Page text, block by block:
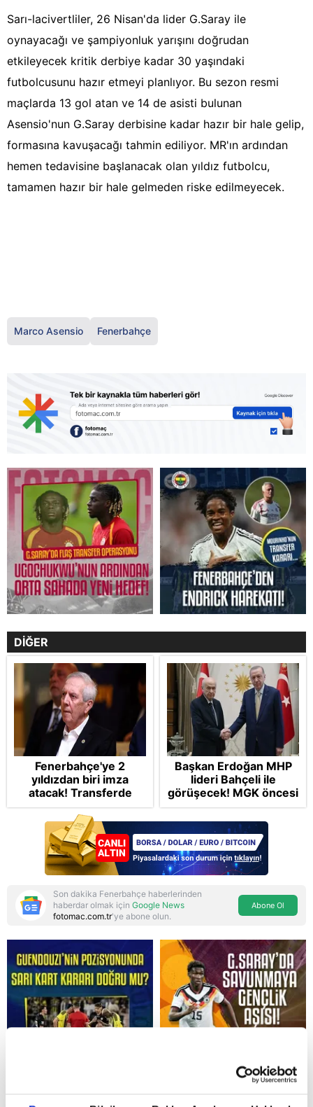
Reddet
Sarı-lacivertliler, 26 Nisan'da lider G.Saray ile
oynayacağı ve şampiyonluk yarışını doğrudan
etkileyecek kritik derbiye kadar 30 yaşındaki
futbolcusunu hazır etmeyi planlıyor. Bu sezon resmi
maçlarda 13 gol atan ve 14 de asisti bulunan
Asensio'nun G.Saray derbisine kadar hazır bir hale gelip,
formasına kavuşacağı tahmin ediliyor. MR'ın ardından
hemen tedavisine başlanacak olan yıldız futbolcu,
tamamen hazır bir hale gelmeden riske edilmeyecek.
Marco Asensio Fenerbahçe
DİĞER
Fenerbahçe'ye 2
yıldızdan biri imza
atacak! Transferde
golcü harekatı...
Başkan Erdoğan MHP
lideri Bahçeli ile
görüşecek! MGK öncesi
sürpriz zirve: Çerçeve
Yasa teklifi gündemde
Son dakika Fenerbahçe haberlerinden
haberdar olmak için Google News
fotomac.com.tr'ye abone olun.
Abone Ol